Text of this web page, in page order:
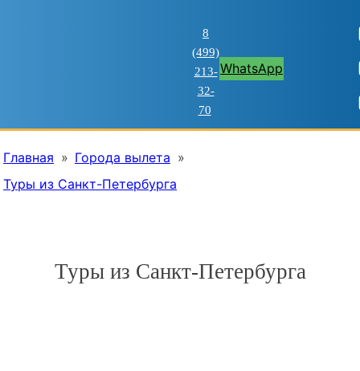
8
(499)
213-
32-
70
WhatsApp
Главная » Города вылета »
Туры из Санкт-Петербурга
Туры из Санкт-Петербурга